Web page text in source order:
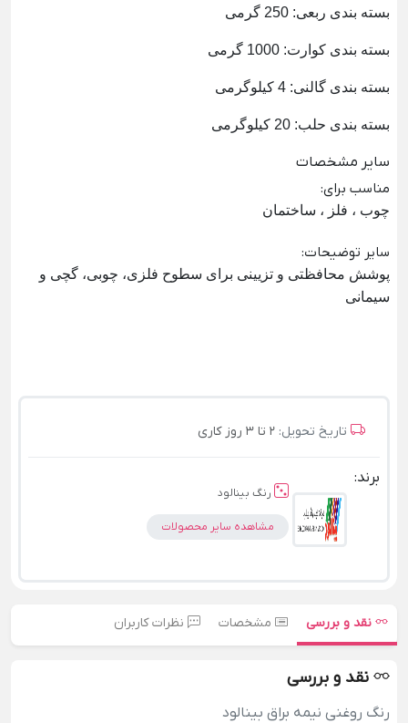
بسته بندی ربعی: 250 گرمی
بسته بندی کوارت: 1000 گرمی
بسته بندی گالنی: 4 کیلوگرمی
بسته بندی حلب: 20 کیلوگرمی
سایر مشخصات
مناسب برای:
چوب ، فلز ، ساختمان
سایر توضیحات:
پوشش محافظتی و تزیینی برای سطوح فلزی، چوبی، گچی و
سیمانی
تاریخ تحویل: 2 تا 3 روز کاری
برند:
رنگ بینالود
مشاهده سایر محصولات
نقد و بررسی مشخصات نظرات کاربران
نقد و بررسی
رنگ روغنی نیمه براق بینالود